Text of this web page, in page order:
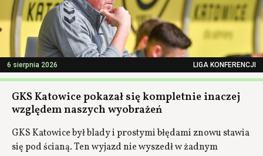
6 sierpnia 2026 LIGA KONFERENCJI
GKS Katowice pokazał się kompletnie inaczej
względem naszych wyobrażeń
GKS Katowice był blady i prostymi błędami znowu stawia
się pod ścianą. Ten wyjazd nie wyszedł w żadnym